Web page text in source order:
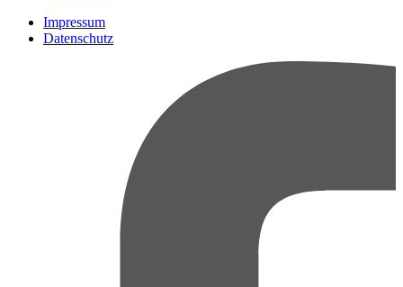
Impressum
Datenschutz